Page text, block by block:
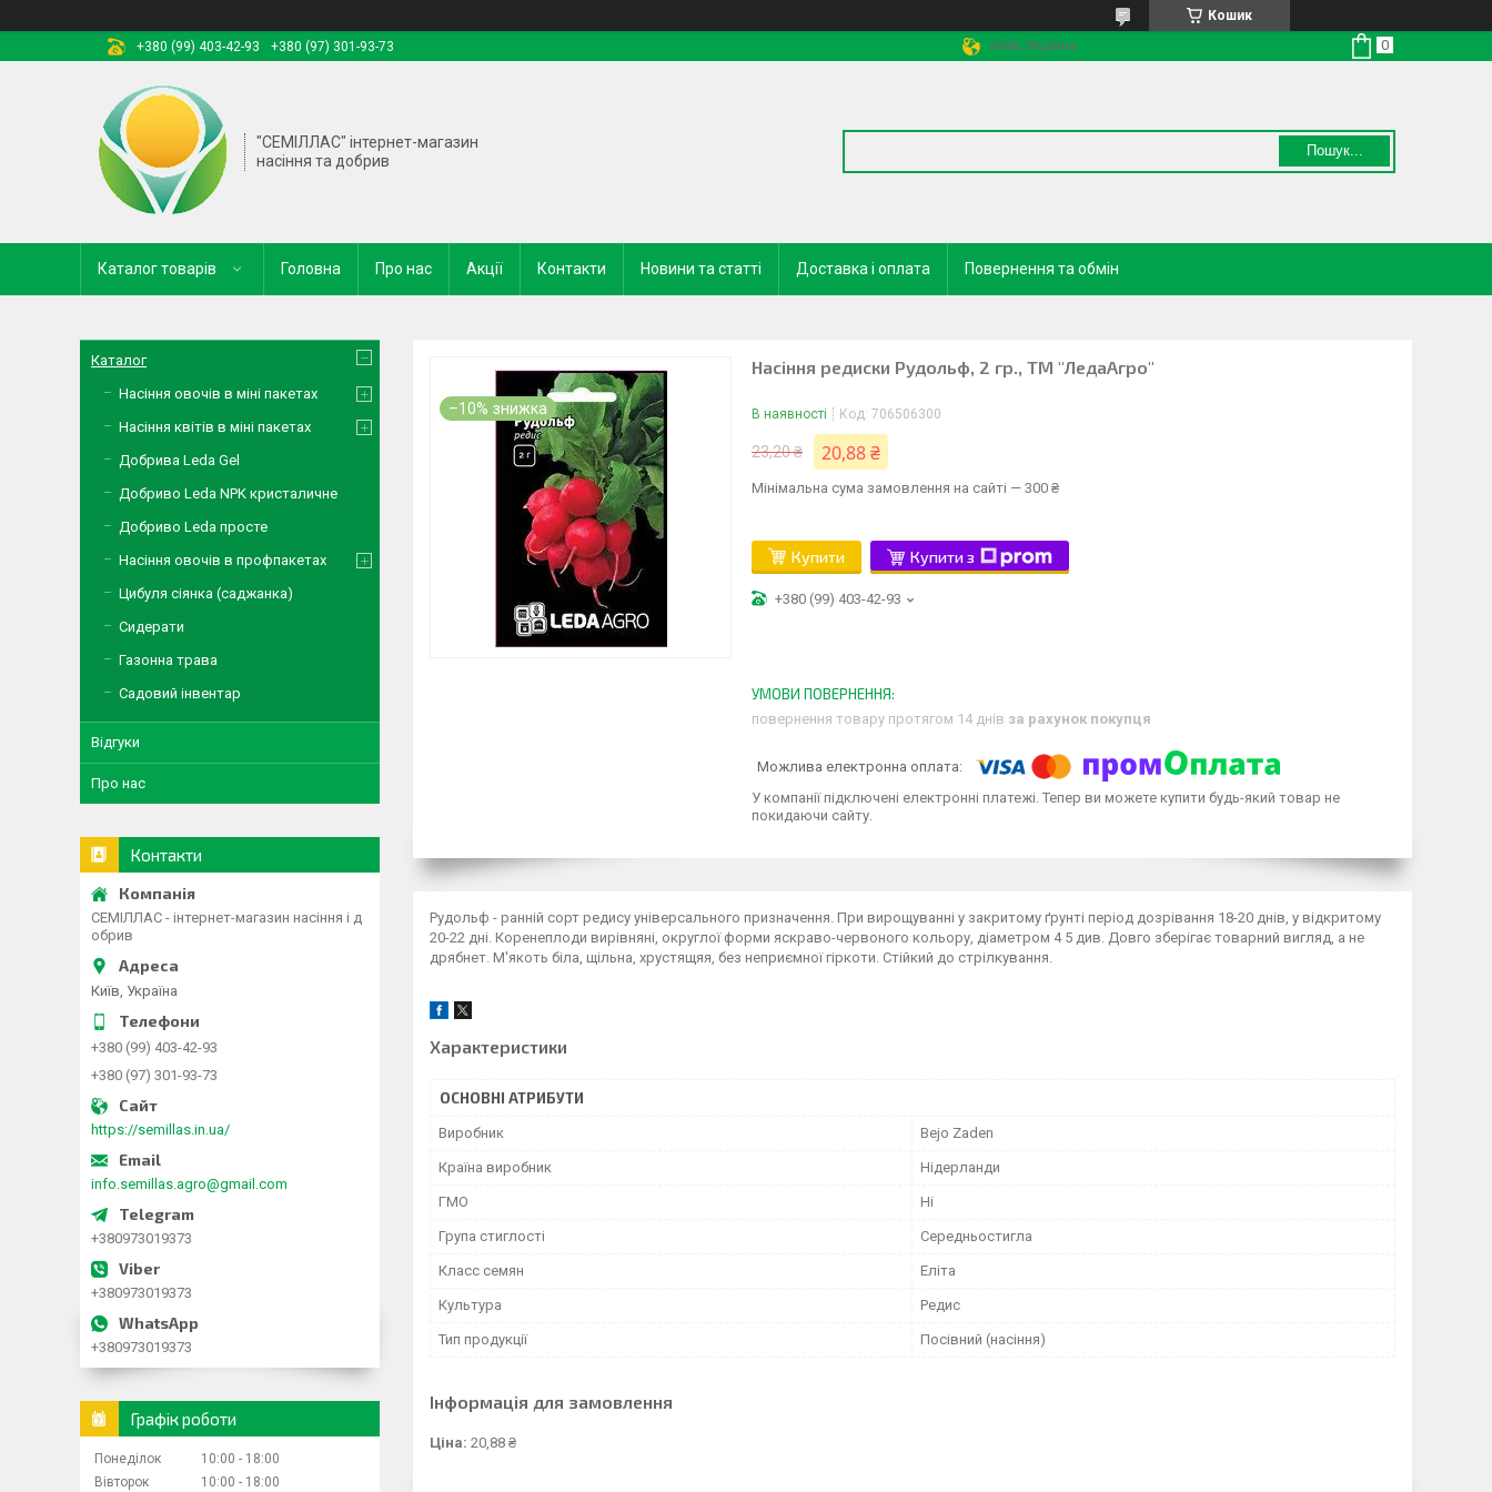
Кошик
+380 (99) 403-42-93
+380 (97) 301-93-73 Київ, Україна
"СЕМІЛЛАС" інтернет-магазин
насіння та добрив
Пошук...
Каталог товарів Головна Про нас Акції Контакти Новини та статті Доставка і оплата Повернення та обмін
–10%
Насіння редиски Рудольф, 2 гр., ТМ "ЛедаАгро"
В наявності Код: 706506300
23,20 ₴ 20,88 ₴
Мінімальна сума замовлення на сайті — 300 ₴
Купити Купити з
+380 (99) 403-42-93
повернення товару протягом 14 днів за рахунок покупця
У компанії підключені електронні платежі. Тепер ви можете купити будь-який товар не
покидаючи сайту.
Рудольф - ранній сорт редису універсального призначення. При вирощуванні у закритому ґрунті період дозрівання 18-20 днів, у відкритому
20-22 дні. Коренеплоди вирівняні, округлої форми яскраво-червоного кольору, діаметром 4 5 див. Довго зберігає товарний вигляд, а не
дрябнет. М'якоть біла, щільна, хрустящяя, без неприємної гіркоти. Стійкий до стрілкування.
Характеристики
ОСНОВНІ АТРИБУТИ
Виробник Bejo Zaden
Країна виробник Нідерланди
ГМО Ні
Група стиглості Середньостигла
Класс семян Еліта
Культура Редис
Тип продукції Посівний (насіння)
Інформація для замовлення
Ціна: 20,88 ₴
Каталог
Насіння овочів в міні пакетах
Насіння квітів в міні пакетах
Добрива Leda Gel
Добриво Leda NPK кристаличне
Добриво Leda просте
Насіння овочів в профпакетах
Цибуля сіянка (саджанка)
Сидерати
Газонна трава
Садовий інвентар
Відгуки
Про нас
Контакти
СЕМІЛЛАС - інтернет-магазин насіння і д
обрив
Київ, Україна
+380 (99) 403-42-93
+380 (97) 301-93-73
https://semillas.in.ua/
info.semillas.agro@gmail.com
+380973019373
+380973019373
+380973019373
Графік роботи
Понеділок 10:00
18:00
Вівторок
10:00
18:00